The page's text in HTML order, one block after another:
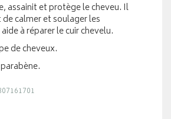
assainit et protège le cheveu. Il
calmer et soulager les
à réparer le cuir chevelu.
de cheveux.